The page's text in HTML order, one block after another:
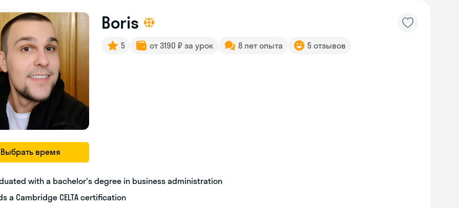
Выбрать время
Boris
5 от 3190 ₽ за урок 8 лет опыта 5 отзывов
with a bachelor's degree in business administration
a Cambridge CELTA certification